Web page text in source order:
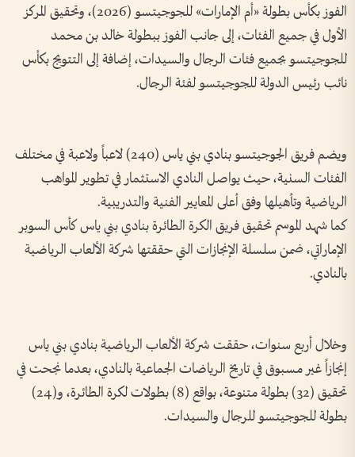
الفوز بكأس بطولة «أم الإمارات» للجوجيتسو (2026)، وتحقيق المركز
الأول في جميع الفئات، إلى جانب الفوز ببطولة خالد بن محمد
للجوجيتسو بجميع فئات الرجال والسيدات، إضافة إلى التتويج بكأس
نائب رئيس الدولة للجوجيتسو لفئة الرجال.
ويضم فريق الجوجيتسو بنادي بني ياس (240) لاعباً ولاعبة في مختلف
الفئات السنية، حيث يواصل النادي الاستثمار في تطوير المواهب
الرياضية وتأهيلها وفق أعلى المعايير الفنية والتدريبية.
كما شهد الموسم تحقيق فريق الكرة الطائرة بنادي بني ياس كأس السوبر
الإماراتي، ضمن سلسلة الإنجازات التي حققتها شركة الألعاب الرياضية
بالنادي.
وخلال أربع سنوات، حققت شركة الألعاب الرياضية بنادي بني ياس
إنجازاً غير مسبوق في تاريخ الرياضات الجماعية بالنادي، بعدما نجحت في
تحقيق (32) بطولة متنوعة، بواقع (8) بطولات لكرة الطائرة، و(24)
بطولة للجوجيتسو للرجال والسيدات.